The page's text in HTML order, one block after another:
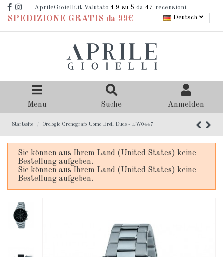
AprileGioielli.it Valutato 4.9 su 5 da 47 recensioni.
SPEDIZIONE GRATIS da 99€ Deutsch
Menu Suche Anmelden
Startseite Orologio Cronografo Uomo Breil Dude - EW0447
Sie können aus Ihrem Land (United States) keine
Bestellung aufgeben.
Sie können aus Ihrem Land (United States) keine
Bestellung aufgeben.